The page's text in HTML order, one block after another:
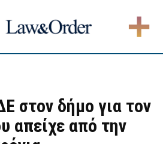
στον δήμο για τον
απείχε από την